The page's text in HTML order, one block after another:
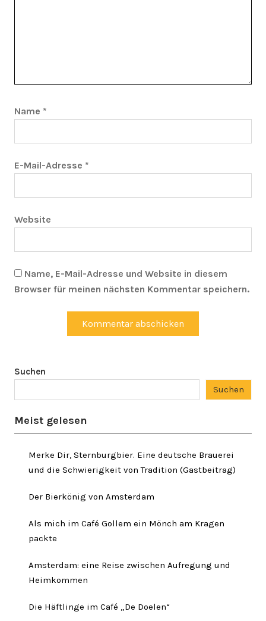
Name *
E-Mail-Adresse *
Website
Name, E-Mail-Adresse und Website in diesem
Browser für meinen nächsten Kommentar speichern.
Suchen
Suchen
Meist gelesen
Merke Dir, Sternburgbier. Eine deutsche Brauerei
und die Schwierigkeit von Tradition (Gastbeitrag)
Der Bierkönig von Amsterdam
Als mich im Café Gollem ein Mönch am Kragen
packte
Amsterdam: eine Reise zwischen Aufregung und
Heimkommen
Die Häftlinge im Café „De Doelen“